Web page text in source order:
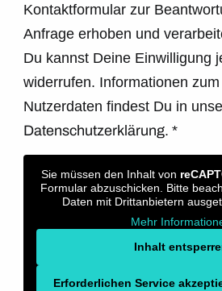
Kontaktformular zur
Anfrage erhoben und
Du kannst Deine Einwilligung
widerrufen. Informationen
Nutzerdaten findest Du in
Datenschutzerklärung.*
Sie müssen den Inhalt von
Formular abzuschicken. Bitte
Daten mit Drittanbietern
Mehr
Inhalt
Erforderlichen Service